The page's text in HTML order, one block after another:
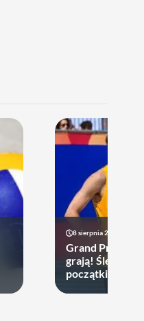
8 sierpnia 2026 13:09
Grand Prix
grają! Ślepsk i
początkiem